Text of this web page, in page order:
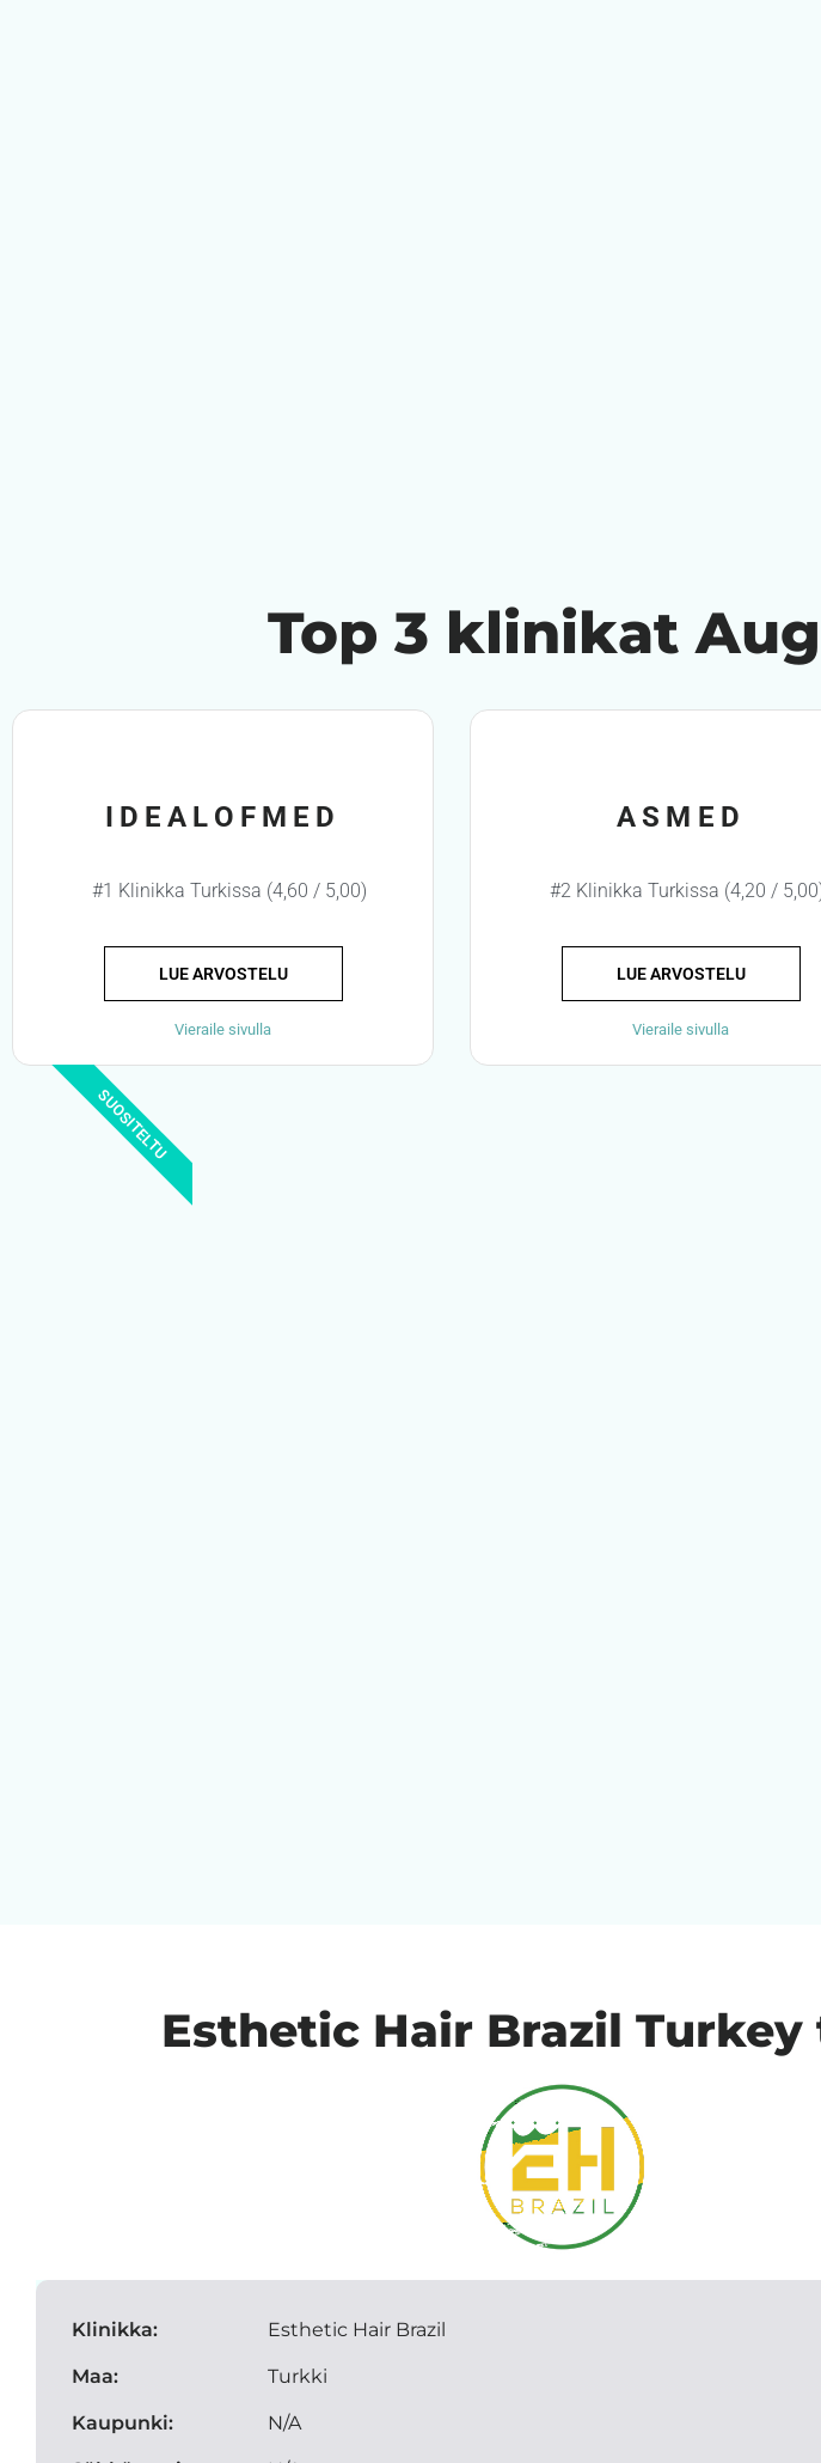
Top 3 klinikat
IDEALOFMED
#1 Klinikka Turkissa (4,60 / 5,00)
LUE ARVOSTELU
Vieraile sivulla
SUOSITELTU
ASMED
#2 Klinikka Turkissa (4,20 /
LUE ARVOSTELU
Vieraile sivulla
Esthetic Hair Brazil
Klinikka:
Maa:
Kaupunki:
Esthetic Hair Brazil
Turkki
N/A